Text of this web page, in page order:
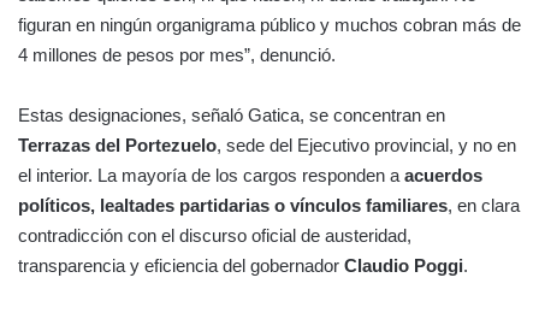
figuran en ningún organigrama público y muchos cobran más de
4 millones de pesos por mes”, denunció.
Estas designaciones, señaló Gatica, se concentran en
Terrazas del Portezuelo, sede del Ejecutivo provincial, y no en
el interior. La mayoría de los cargos responden a acuerdos
políticos, lealtades partidarias o vínculos familiares, en clara
contradicción con el discurso oficial de austeridad,
transparencia y eficiencia del gobernador Claudio Poggi.